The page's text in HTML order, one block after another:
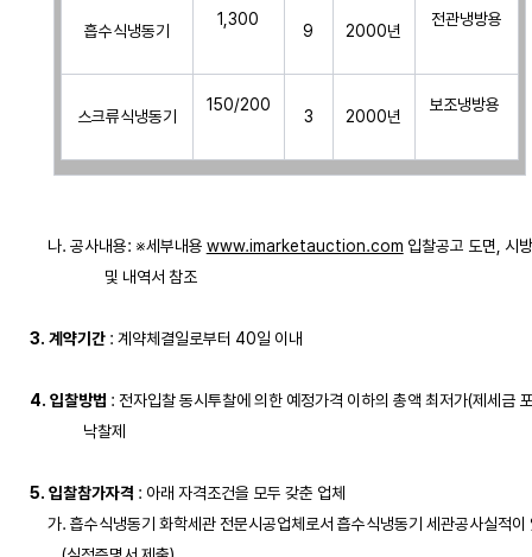
흡수식냉동기
1,300
9 2000년
전관냉방용
스크류식냉동기
150/200
3 2000년
보조냉방용
     나. 공사내용: ※세부내용
www.imarketauction.com 입찰공고 도면, 시
                     및 내역서 참조
3. 계약기간 : 계약체결일로부터 40일 이내
4. 입찰방법 : 전자입찰 동시투찰에 의한 예정가격 이하의 총액 최저가(제세금
               낙찰제
5. 입찰참가자격 : 아래 자격조건을 모두 갖춘 업체
가. 흡수식냉동기 화학세관 전문시공업체로서 흡수식냉동기 세관공사실적이